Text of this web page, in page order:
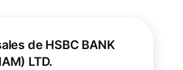
de HSBC BANK
LTD.